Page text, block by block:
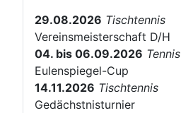
29.08.2026 Tischtennis
Vereinsmeisterschaft D/H
04. bis 06.09.2026 Tennis
Eulenspiegel-Cup
14.11.2026 Tischtennis
Gedächstnisturnier